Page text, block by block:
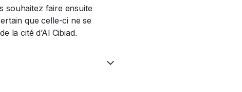
souhaitez faire ensuite
que celle-ci ne se
la cité d’Al Cibiad.